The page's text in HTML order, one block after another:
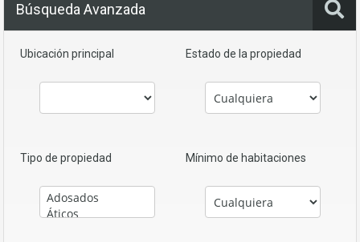
Búsqueda Avanzada
Ubicación principal Estado de la propiedad
Tipo de propiedad Mínimo de habitaciones